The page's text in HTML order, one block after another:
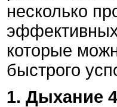
несколько
которые
быстрого
1. Дыхание